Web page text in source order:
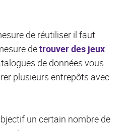
de réutiliser il faut
detrouver des jeux
de données vous
plusieurs entrepôts avec
un certain nombre de